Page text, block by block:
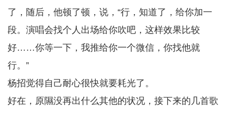
了，随后，他顿了顿，说，“行，知道了，给你加一
段。演唱会找个人出场给你吹吧，这样效果比较
好……你等一下，我推给你一个微信，你找他就
行。”
杨招觉得自己耐心很快就要耗光了。
好在，原隰没再出什么其他的状况，接下来的几首歌